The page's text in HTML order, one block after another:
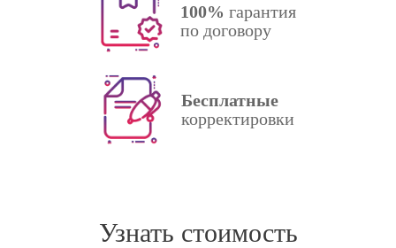
100% гарантия
по договору
Бесплатные
корректировки
Узнать стоимость